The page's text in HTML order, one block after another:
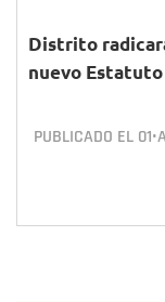
Distrito
nuevo
PUBLICADO EL